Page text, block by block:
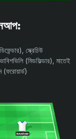
স্ক্রেচিউ
(মিডফিল্ডার), মাতেই
(ফরোয়ার্ড)